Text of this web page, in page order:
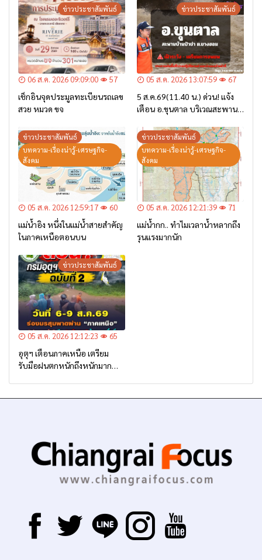
ข่าวประชาสัมพันธ์
06 ส.ค. 2026 09:09:00 57
เช็กอินจุดประมูลทะเบียนรถเลข
สวย หมวด ขจ
ข่าวประชาสัมพันธ์
05 ส.ค. 2026 13:07:59 67
5 ส.ค.69(11.40 น.) ด่วน! แจ้ง
เตือน อ.ขุนตาล บริเวณสะพาน
– เตรียมการอพยพ”
ข่าวประชาสัมพันธ์
บทความ-เรื่องน่ารู้-เศรษฐกิจ-
สังคม
05 ส.ค. 2026 12:59:17 60
แม่น้ำอิง หนึ่งในแม่น้ำสายสำคัญ
ในภาคเหนือตอนบน
ข่าวประชาสัมพันธ์
บทความ-เรื่องน่ารู้-เศรษฐกิจ-
สังคม
05 ส.ค. 2026 12:21:39 71
แม่น้ำกก.. ทำไมเวลาน้ำหลากถึง
รุนแรงมากนัก
ข่าวประชาสัมพันธ์
05 ส.ค. 2026 12:12:23 65
อุตุฯ เตือนภาคเหนือ เตรียม
รับมือฝนตกหนักถึงหนักมาก